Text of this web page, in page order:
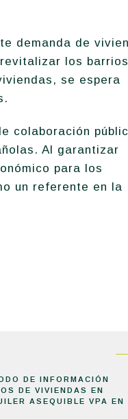
demanda de
los barrios
se espera
colaboración
Al garantizar
para los
un referente en la
DE INFORMACIÓN
DE VIVIENDAS EN
ASEQUIBLE VPA EN